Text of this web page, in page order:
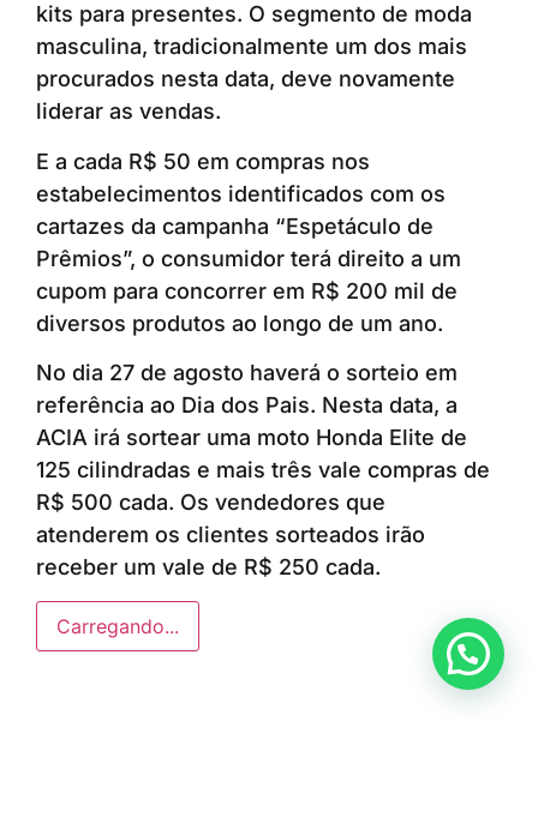
kits para presentes. O segmento de moda
masculina, tradicionalmente um dos mais
procurados nesta data, deve novamente
liderar as vendas.
E a cada R$ 50 em compras nos
estabelecimentos identificados com os
cartazes da campanha “Espetáculo de
Prêmios”, o consumidor terá direito a um
cupom para concorrer em R$ 200 mil de
diversos produtos ao longo de um ano.
No dia 27 de agosto haverá o sorteio em
referência ao Dia dos Pais. Nesta data, a
ACIA irá sortear uma moto Honda Elite de
125 cilindradas e mais três vale compras de
R$ 500 cada. Os vendedores que
atenderem os clientes sorteados irão
receber um vale de R$ 250 cada.
Carregando...
Anunciar ou recomendar matéria